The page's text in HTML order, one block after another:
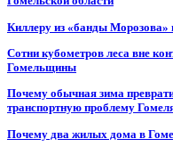
Киллеру из «банды Морозова»
Сотни кубометров леса вне
Гомельщины
Почему обычная зима
транспортную проблему
Почему два жилых дома в